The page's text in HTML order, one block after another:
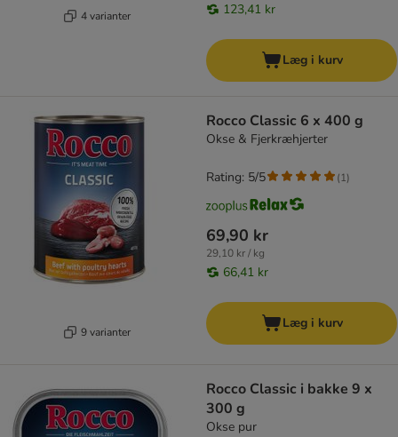
4 varianter 123,41 kr
Læg i kurv
9 varianter
Rocco Classic 6 x 400 g
Okse & Fjerkræhjerter
69,90 kr
29,10 kr / kg
66,41 kr
Rating: 5/5 (1)
Læg i kurv
Rocco Classic i bakke 9 x
300 g
Okse pur